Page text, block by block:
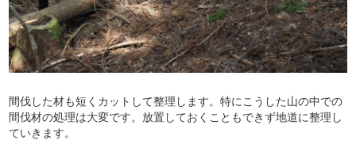
間伐した材も短くカットして整理します。特にこうした山の中での
間伐材の処理は大変です。放置しておくこともできず地道に整理し
ていきます。